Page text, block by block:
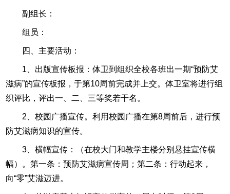
副组长：
组员：
四、主要活动：
1、出版宣传板报：体卫到组织全校各班出一期“预防艾
滋病”的宣传板报，于第10周前完成并上交。体卫室将进行组
织评比，评出一、二、三等奖若干名。
2、校园广播宣传。利用校园广播在第8周前后，进行预
防艾滋病知识的宣传。
3、横幅宣传：（在校大门和教学主楼分别悬挂宣传横
幅）。第一条：预防艾滋病宣传周；第二条：行动起来，
向“零”艾滋迈进。